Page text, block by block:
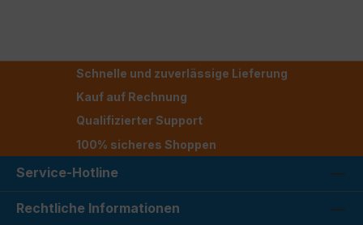
Schnelle und zuverlässige Lieferung
Kauf auf Rechnung
Qualifizierter Support
100% sicheres Shoppen
Service-Hotline
Rechtliche Informationen